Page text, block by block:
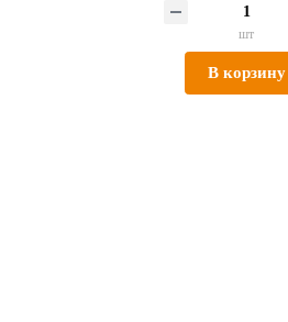
шт
В корзину